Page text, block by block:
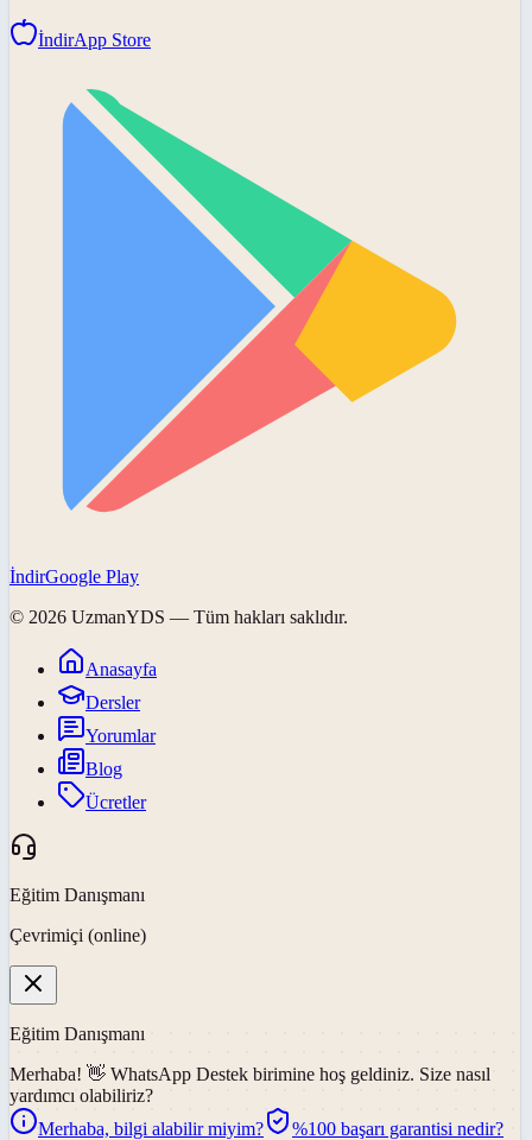
İndirApp Store
İndirGoogle Play
© 2026 UzmanYDS — Tüm hakları saklıdır.
Anasayfa
Dersler
Yorumlar
Blog
Ücretler
Eğitim Danışmanı
Çevrimiçi (online)
Eğitim Danışmanı
Merhaba! 👋 WhatsApp Destek birimine hoş geldiniz. Size nasıl
yardımcı olabiliriz?
Merhaba, bilgi alabilir miyim?
%100 başarı garantisi nedir?